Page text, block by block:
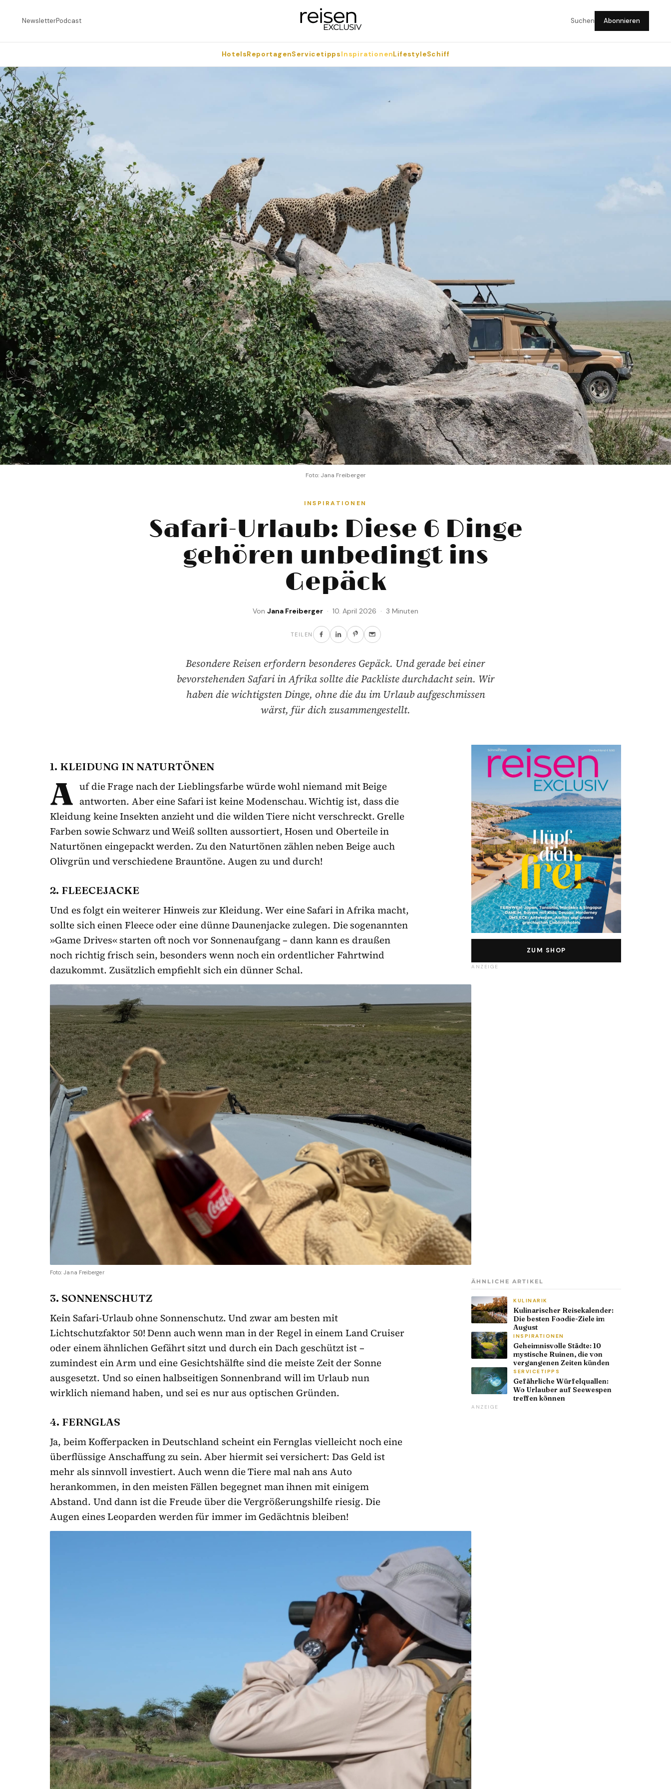
NewsletterPodcast Suchen Abonnieren
HotelsReportagenServicetippsInspirationenLifestyleSchiff
Foto: Jana Freiberger
INSPIRATIONEN
Safari-Urlaub: Diese 6 Dinge
gehören unbedingt ins
Gepäck
Von Jana Freiberger · 10. April 2026 · 3 Minuten
TEILEN
Besondere Reisen erfordern besonderes Gepäck. Und gerade bei einer
bevorstehenden Safari in Afrika sollte die Packliste durchdacht sein. Wir
haben die wichtigsten Dinge, ohne die du im Urlaub aufgeschmissen
wärst, für dich zusammengestellt.
1. KLEIDUNG IN NATURTÖNEN
A uf die Frage nach der Lieblingsfarbe würde wohl niemand mit Beige
antworten. Aber eine Safari ist keine Modenschau. Wichtig ist, dass die
Kleidung keine Insekten anzieht und die wilden Tiere nicht verschreckt. Grelle
Farben sowie Schwarz und Weiß sollten aussortiert, Hosen und Oberteile in
Naturtönen eingepackt werden. Zu den Naturtönen zählen neben Beige auch
Olivgrün und verschiedene Brauntöne. Augen zu und durch!
2. FLEECEJACKE
Und es folgt ein weiterer Hinweis zur Kleidung. Wer eine Safari in Afrika macht,
sollte sich einen Fleece oder eine dünne Daunenjacke zulegen. Die sogenannten
»Game Drives« starten oft noch vor Sonnenaufgang – dann kann es draußen
noch richtig frisch sein, besonders wenn noch ein ordentlicher Fahrtwind
dazukommt. Zusätzlich empfiehlt sich ein dünner Schal.
Foto: Jana Freiberger
3. SONNENSCHUTZ
Kein Safari-Urlaub ohne Sonnenschutz. Und zwar am besten mit
Lichtschutzfaktor 50! Denn auch wenn man in der Regel in einem Land Cruiser
oder einem ähnlichen Gefährt sitzt und durch ein Dach geschützt ist –
zumindest ein Arm und eine Gesichtshälfte sind die meiste Zeit der Sonne
ausgesetzt. Und so einen halbseitigen Sonnenbrand will im Urlaub nun
wirklich niemand haben, und sei es nur aus optischen Gründen.
4. FERNGLAS
Ja, beim Kofferpacken in Deutschland scheint ein Fernglas vielleicht noch eine
überflüssige Anschaffung zu sein. Aber hiermit sei versichert: Das Geld ist
mehr als sinnvoll investiert. Auch wenn die Tiere mal nah ans Auto
herankommen, in den meisten Fällen begegnet man ihnen mit einigem
Abstand. Und dann ist die Freude über die Vergrößerungshilfe riesig. Die
Augen eines Leoparden werden für immer im Gedächtnis bleiben!
ZUM SHOP
ANZEIGE
ÄHNLICHE ARTIKEL
KULINARIK
Kulinarischer Reisekalender:
Die besten Foodie-Ziele im
August
INSPIRATIONEN
Geheimnisvolle Städte: 10
mystische Ruinen, die von
vergangenen Zeiten künden
SERVICETIPPS
Gefährliche Würfelquallen:
Wo Urlauber auf Seewespen
treffen können
ANZEIGE